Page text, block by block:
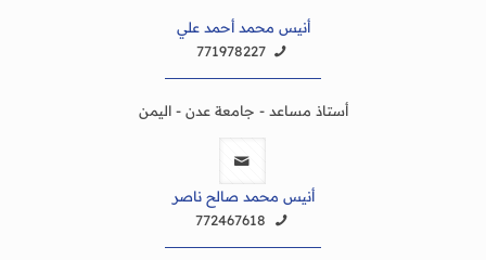
أنيس محمد أحمد علي
771978227
أستاذ مساعد - جامعة عدن - اليمن
أنيس محمد صالح ناصر
772467618